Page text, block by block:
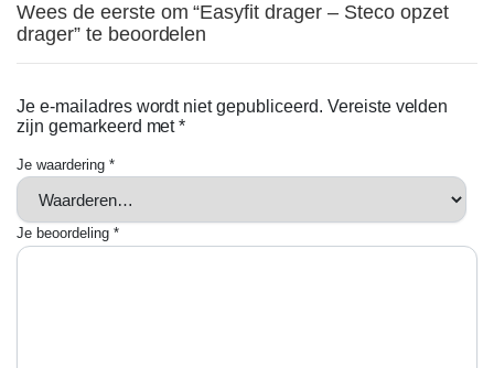
Wees de eerste om “Easyfit drager – Steco opzet
drager” te beoordelen
Je e-mailadres wordt niet gepubliceerd. Vereiste velden
zijn gemarkeerd met*
Je waardering *
Je beoordeling *